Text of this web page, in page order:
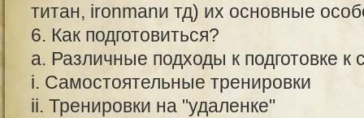
титан, ironmanи тд) их основные
6. Как подготовиться?
a. Различные подходы к подготовке к
i. Самостоятельные тренировки
ii. Тренировки на "удаленке"